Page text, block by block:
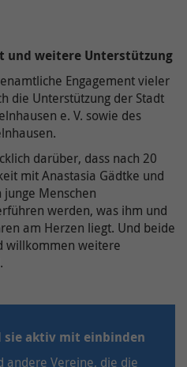
und weitere Unterstützung
Engagement vieler
die Unterstützung der Stadt
e. V. sowie des
darüber, dass nach 20
mit Anastasia Gädtke und
Menschen
werden, was ihm und
am Herzen liegt. Und beide
willkommen weitere
sie aktiv mit einbinden
andere Vereine, die die